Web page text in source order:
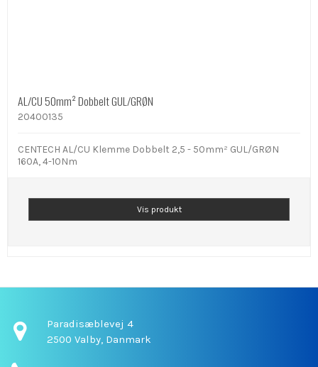
AL/CU 50mm² Dobbelt GUL/GRØN
20400135
CENTECH AL/CU Klemme Dobbelt 2,5 - 50mm² GUL/GRØN
160A, 4-10Nm
Vis produkt
Paradisæblevej 4
2500 Valby, Danmark